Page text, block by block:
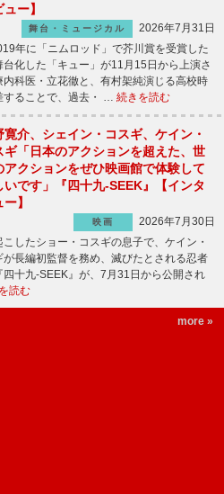
ー】
舞台・ミュージカル
2026年7月31日
年に「ニムロッド」で芥川賞を受賞した
化した「キュー」が11月15日から上演さ
科医・立花徹と、有村架純演じる高校時
ることで、過去・ … 続きを読む
寛介、シェイン・コスギ、ケイン・
ギ「日本のアクションを超えた、世
アクションをぜひ映画館で体験して
いです」『四十九-SEEK』【インタ
】
映画
2026年7月30日
したショー・コスギの息子で、ケイン・
長編初監督を務め、滅びたとされる忍者
十九-SEEK』が、7月31日から公開され
読む
more »